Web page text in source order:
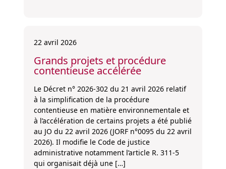
22 avril 2026
Grands projets et procédure
contentieuse accélérée
Le Décret n° 2026-302 du 21 avril 2026 relatif
à la simplification de la procédure
contentieuse en matière environnementale et
à l’accélération de certains projets a été publié
au JO du 22 avril 2026 (JORF n°0095 du 22 avril
2026). Il modifie le Code de justice
administrative notamment l’article R. 311-5
qui organisait déjà une […]